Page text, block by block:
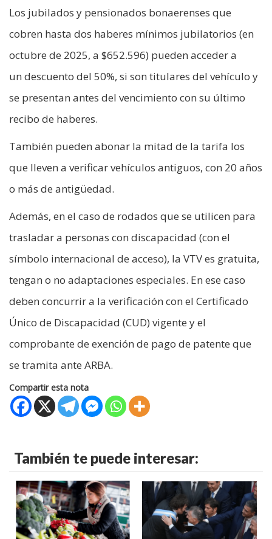
Los jubilados y pensionados bonaerenses que
cobren hasta dos haberes mínimos jubilatorios (en
octubre de 2025, a $652.596) pueden acceder a
un descuento del 50%, si son titulares del vehículo y
se presentan antes del vencimiento con su último
recibo de haberes.
También pueden abonar la mitad de la tarifa los
que lleven a verificar vehículos antiguos, con 20 años
o más de antigüedad.
Además, en el caso de rodados que se utilicen para
trasladar a personas con discapacidad (con el
símbolo internacional de acceso), la VTV es gratuita,
tengan o no adaptaciones especiales. En ese caso
deben concurrir a la verificación con el Certificado
Único de Discapacidad (CUD) vigente y el
comprobante de exención de pago de patente que
se tramita ante ARBA.
Compartir esta nota
También te puede interesar: